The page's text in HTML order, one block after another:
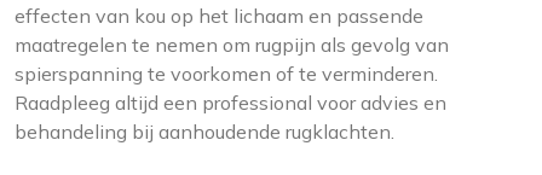
effecten van kou op het lichaam en passende
maatregelen te nemen om rugpijn als gevolg van
spierspanning te voorkomen of te verminderen.
Raadpleeg altijd een professional voor advies en
behandeling bij aanhoudende rugklachten.